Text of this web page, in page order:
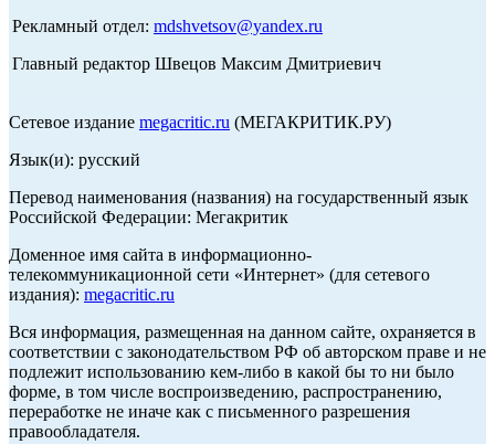
Рекламный отдел: mdshvetsov@yandex.ru
Главный редактор Швецов Максим Дмитриевич
Сетевое издание megacritic.ru (МЕГАКРИТИК.РУ)
Язык(и): русский
Перевод наименования (названия) на государственный язык
Российской Федерации: Мегакритик
Доменное имя сайта в информационно-
телекоммуникационной сети «Интернет» (для сетевого
издания): megacritic.ru
Вся информация, размещенная на данном сайте, охраняется в
соответствии с законодательством РФ об авторском праве и не
подлежит использованию кем-либо в какой бы то ни было
форме, в том числе воспроизведению, распространению,
переработке не иначе как с письменного разрешения
правообладателя.